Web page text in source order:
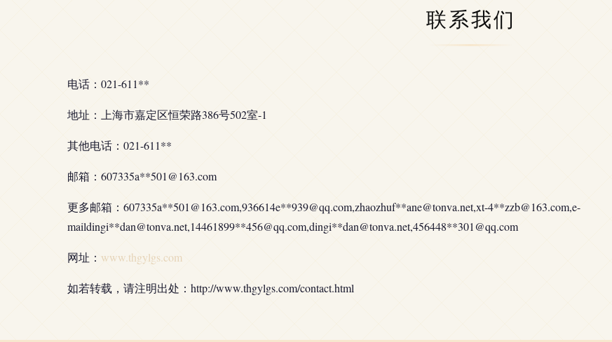
联系我们
电话：021-611**
地址：上海市嘉定区恒荣路386号502室-1
其他电话：021-611**
邮箱：607335a**501@163.com
更多邮箱：607335a**501@163.com,936614e**939@qq.com,zhaozhuf**ane@tonva.net,xt-4**zzb@163.com,e-
maildingi**dan@tonva.net,14461899**456@qq.com,dingi**dan@tonva.net,456448**301@qq.com
网址： www.thgylgs.com
如若转载，请注明出处：http://www.thgylgs.com/contact.html